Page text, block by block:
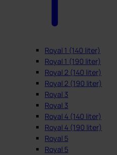
Royal 1 (140 liter)
Royal 1 (190 liter)
Royal 2 (140 liter)
Royal 2 (190 liter)
Royal 3
Royal 3
Royal 4 (140 liter)
Royal 4 (190 liter)
Royal 5
Royal 5